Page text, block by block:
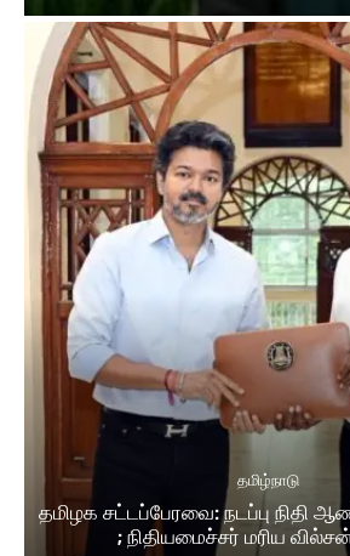
தமிழ்நாடு
தமிழக சட்டப்பேரவை: நடப்பு நிதி
; நிதியமைச்சர் மரிய